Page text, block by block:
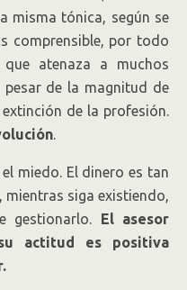
misma tónica, según se
comprensible, por todo
atenaza a muchos
pesar de la magnitud de
de la profesión.
.
miedo. El dinero es tan
siga existiendo,
gestionarlo. El asesor
actitud es positiva